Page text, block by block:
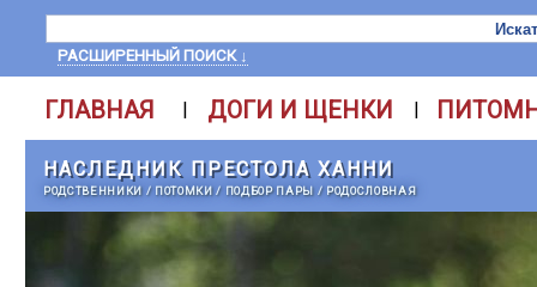
РАСШИРЕННЫЙ ПОИСК ↓
ГЛАВНАЯ | ДОГИ И ЩЕНКИ |
НАСЛЕДНИК ПРЕСТОЛА ХАННИ
РОДСТВЕННИКИ / ПОТОМКИ/ ПОДБОР ПАРЫ / РОДОСЛОВНАЯ